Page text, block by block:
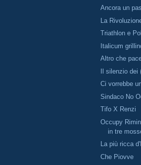
Ancora un
La
Triathlon e
Italicum
Altro che
Il silenzio dei
Ci vorrebbe
Sindaco No
Tifo X Renzi
Occupy
in tre
La più ricca
Che Piovve